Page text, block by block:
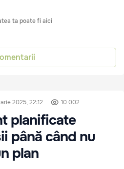
ta poate fi aici
2025, 22:12 10 002
planificate
până când nu
plan